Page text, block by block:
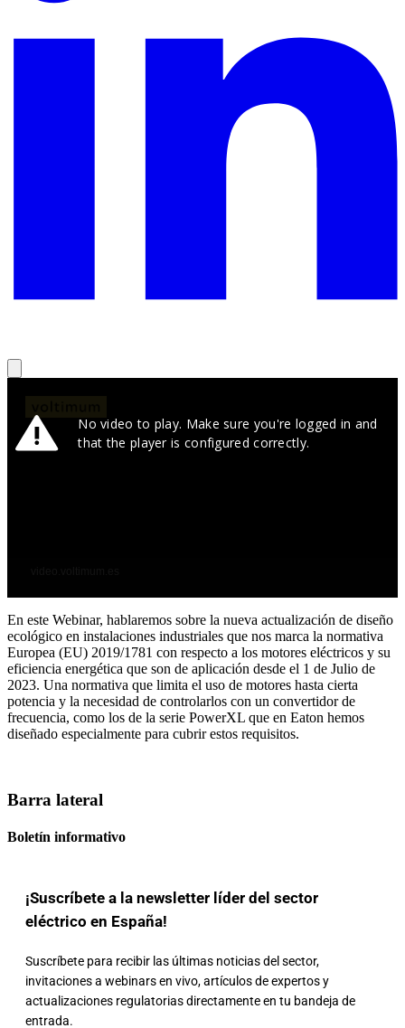
En este Webinar, hablaremos sobre la nueva actualización de diseño
ecológico en instalaciones industriales que nos marca la normativa
Europea (EU) 2019/1781 con respecto a los motores eléctricos y su
eficiencia energética que son de aplicación desde el 1 de Julio de
2023. Una normativa que limita el uso de motores hasta cierta
potencia y la necesidad de controlarlos con un convertidor de
frecuencia, como los de la serie PowerXL que en Eaton hemos
diseñado especialmente para cubrir estos requisitos.
Barra lateral
Boletín informativo
¡Suscríbete a la newsletter líder del sector
eléctrico en España!
Suscríbete para recibir las últimas noticias del sector,
invitaciones a webinars en vivo, artículos de expertos y
actualizaciones regulatorias directamente en tu bandeja de
entrada.